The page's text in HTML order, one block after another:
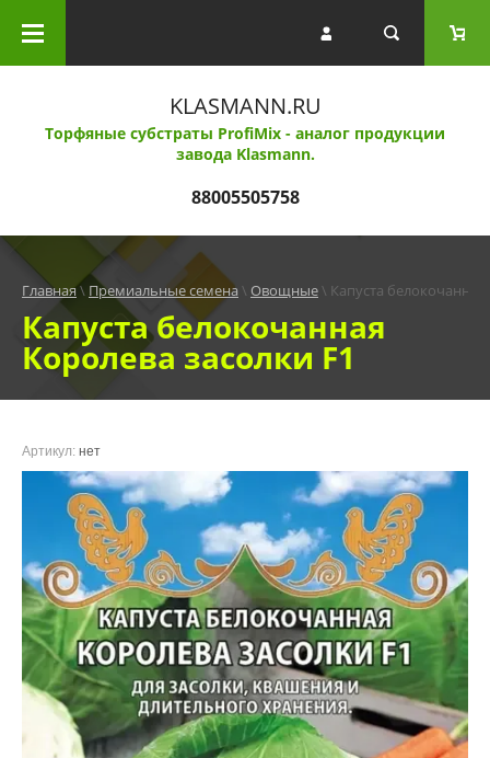
Субстраты Profi Mix
Субстрат Klasmann
Агровермикулит
Salica от AVAGRO
Премиальные семена
Удобрения "АГРОСПАРК"
Средства защиты
растений
Садовый инвентарь
KLASMANN.RU
Торфяные субстраты ProfiMix - аналог продукции
завода Klasmann.
88005505758
Главная \ Премиальные семена \ Овощные \ Капуста белокочанная
Капуста белокочанная
Королева засолки F1
Артикул: нет